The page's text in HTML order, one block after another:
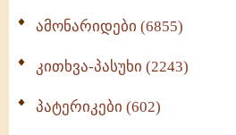
ამონარიდები (6855)
კითხვა-პასუხი (2243)
პატერიკები (602)